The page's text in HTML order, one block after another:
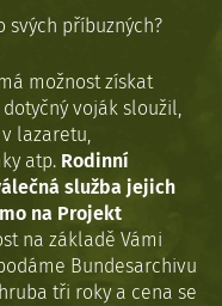
svých příbuzných?
možnost získat
voják sloužil,
lazaretu,
atp. Rodinní
služba jejich
na Projekt
na základě Vámi
Bundesarchivu
tři roky a cena se